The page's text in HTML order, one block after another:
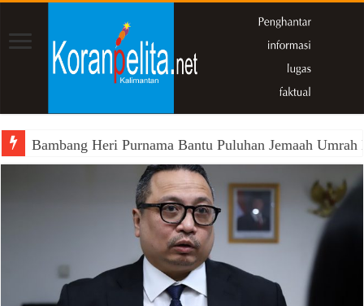
Bambang Heri Purnama Bantu Puluhan Jemaah